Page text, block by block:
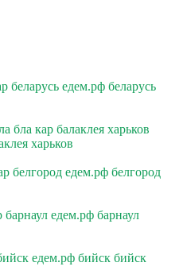
беларусь едем.рф беларусь
бла кар балаклея харьков
харьков
белгород едем.рф белгород
барнаул едем.рф барнаул
едем.рф бийск бийск